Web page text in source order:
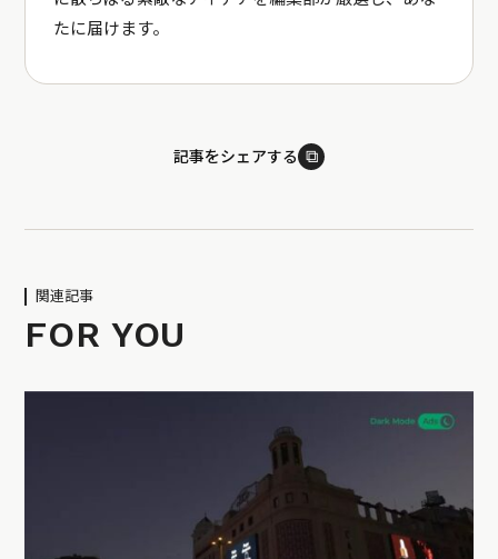
たに届けます。
記事をシェアする ⧉
関連記事
FOR YOU